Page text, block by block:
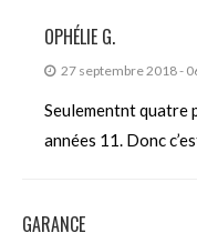
OPHÉLIE G.
27 septembre 2018 -
Seulementnt quatre
années 11. Donc
GARANCE